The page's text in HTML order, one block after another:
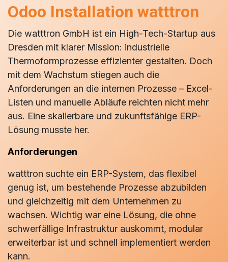
Odoo Installation watttron
Die watttron GmbH ist ein High-Tech-Startup aus
Dresden mit klarer Mission: industrielle
Thermoformprozesse effizienter gestalten. Doch
mit dem Wachstum stiegen auch die
Anforderungen an die internen Prozesse – Excel-
Listen und manuelle Abläufe reichten nicht mehr
aus. Eine skalierbare und zukunftsfähige ERP-
Lösung musste her.
Anforderungen
watttron suchte ein ERP-System, das flexibel
genug ist, um bestehende Prozesse abzubilden
und gleichzeitig mit dem Unternehmen zu
wachsen. Wichtig war eine Lösung, die ohne
schwerfällige Infrastruktur auskommt, modular
erweiterbar ist und schnell implementiert werden
kann.